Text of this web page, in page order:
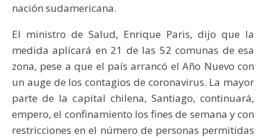
nación sudamericana.
El ministro de Salud, Enrique Paris, dijo que la
medida aplicará en 21 de las 52 comunas de esa
zona, pese a que el país arrancó el Año Nuevo con
un auge de los contagios de coronavirus. La mayor
parte de la capital chilena, Santiago, continuará,
empero, el confinamiento los fines de semana y con
restricciones en el número de personas permitidas